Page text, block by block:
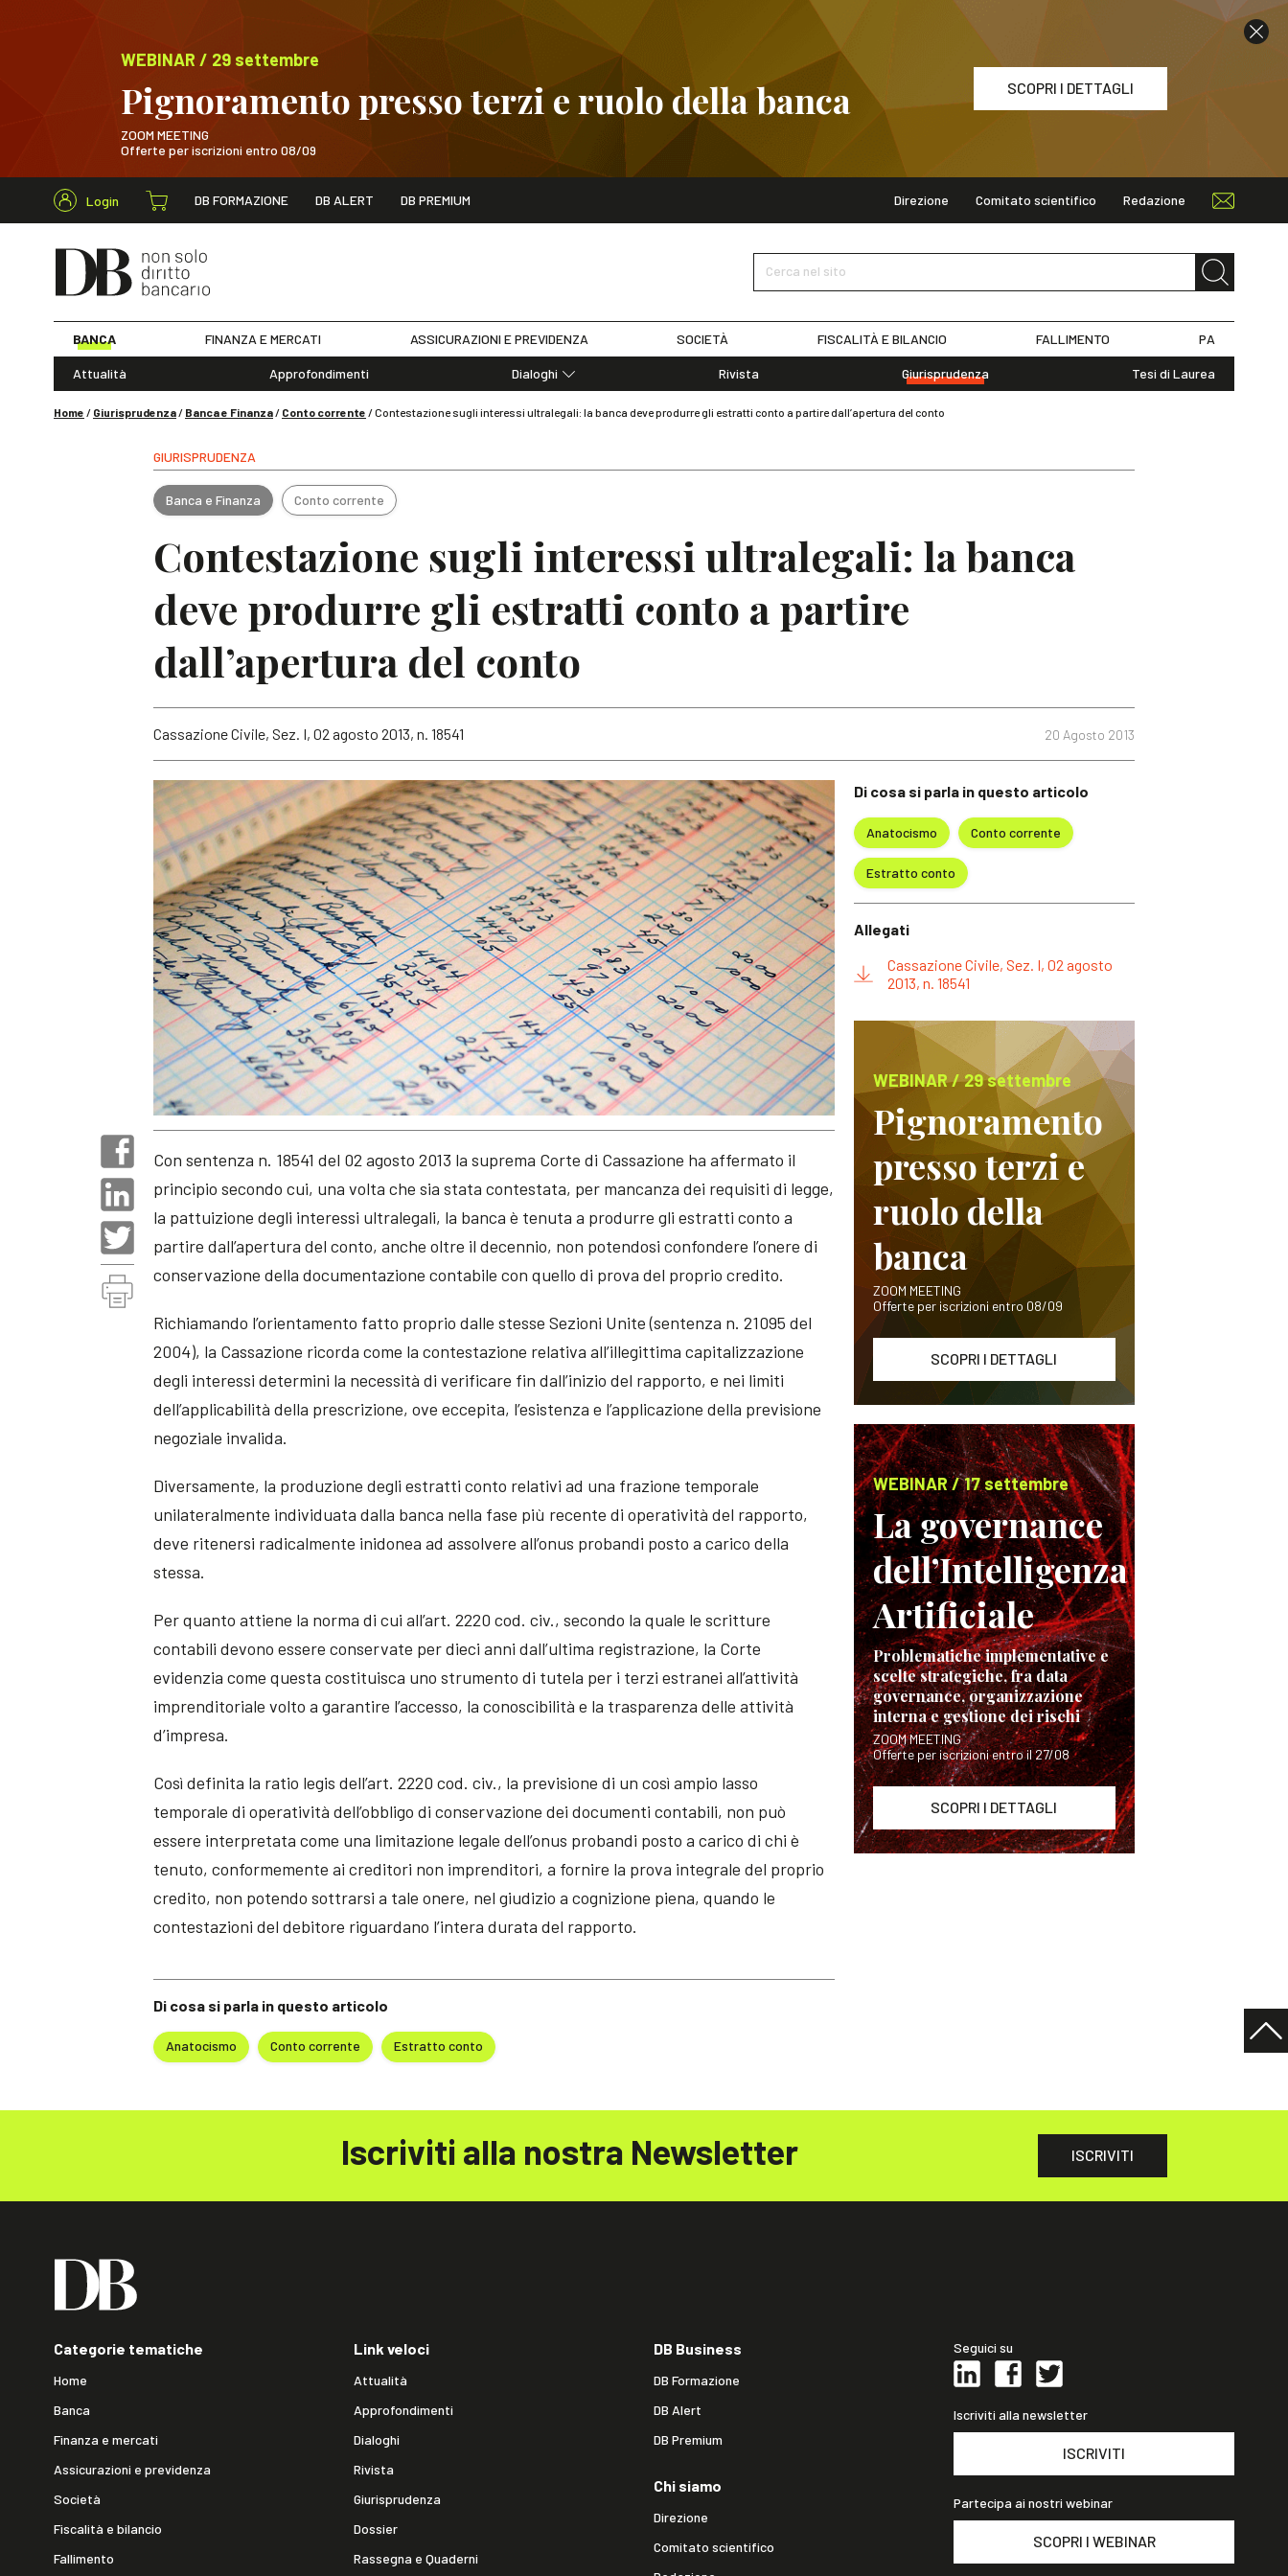
WEBINAR / 29 settembre
Pignoramento presso terzi e ruolo della banca
ZOOM MEETING
Offerte per iscrizioni entro 08/09
SCOPRI I DETTAGLI
WEBINAR / 29 settembre SCOPRI I DETTAGLI
Login DB FORMAZIONE DB ALERT DB PREMIUM Direzione Comitato scientifico Redazione
Cerca nel sito
Cerca nel sito
BANCA FINANZA E MERCATI ASSICURAZIONI E PREVIDENZA SOCIETÀ FISCALITÀ E BILANCIO FALLIMENTO PA
Attualità Approfondimenti
Dialoghi
Rivista Giurisprudenza Tesi di Laurea
Home / Giurisprudenza/ Banca e Finanza/ Conto corrente /Contestazione sugli interessi ultralegali: la banca deve produrre gli estratti conto a partire dall’apertura del conto
GIURISPRUDENZA
Banca e Finanza Conto corrente
Contestazione sugli interessi ultralegali: la banca
deve produrre gli estratti conto a partire
dall’apertura del conto
20 Agosto 2013
Cassazione Civile, Sez. I, 02 agosto 2013, n. 18541
Di cosa si parla in questo articolo
Anatocismo Conto corrente Estratto conto
Con sentenza n. 18541 del 02 agosto 2013 la suprema Corte di Cassazione ha affermato il
principio secondo cui, una volta che sia stata contestata, per mancanza dei requisiti di legge,
la pattuizione degli interessi ultralegali, la banca è tenuta a produrre gli estratti conto a
partire dall’apertura del conto, anche oltre il decennio, non potendosi confondere l’onere di
conservazione della documentazione contabile con quello di prova del proprio credito.
Richiamando l’orientamento fatto proprio dalle stesse Sezioni Unite (sentenza n. 21095 del
2004), la Cassazione ricorda come la contestazione relativa all’illegittima capitalizzazione
degli interessi determini la necessità di verificare fin dall’inizio del rapporto, e nei limiti
dell’applicabilità della prescrizione, ove eccepita, l’esistenza e l’applicazione della previsione
negoziale invalida.
Diversamente, la produzione degli estratti conto relativi ad una frazione temporale
unilateralmente individuata dalla banca nella fase più recente di operatività del rapporto,
deve ritenersi radicalmente inidonea ad assolvere all’onus probandi posto a carico della
stessa.
Per quanto attiene la norma di cui all’art. 2220 cod. civ., secondo la quale le scritture
contabili devono essere conservate per dieci anni dall’ultima registrazione, la Corte
evidenzia come questa costituisca uno strumento di tutela per i terzi estranei all’attività
imprenditoriale volto a garantire l’accesso, la conoscibilità e la trasparenza delle attività
d’impresa.
Così definita la ratio legis dell’art. 2220 cod. civ., la previsione di un così ampio lasso
temporale di operatività dell’obbligo di conservazione dei documenti contabili, non può
essere interpretata come una limitazione legale dell’onus probandi posto a carico di chi è
tenuto, conformemente ai creditori non imprenditori, a fornire la prova integrale del proprio
credito, non potendo sottrarsi a tale onere, nel giudizio a cognizione piena, quando le
contestazioni del debitore riguardano l’intera durata del rapporto.
Di cosa si parla in questo articolo
Anatocismo Conto corrente
Estratto conto
Allegati
Cassazione Civile, Sez. I, 02 agosto
2013, n. 18541
WEBINAR / 29 settembre
Pignoramento
presso terzi e
ruolo della
banca
ZOOM MEETING
Offerte per iscrizioni entro 08/09
SCOPRI I DETTAGLI
WEBINAR / 17 settembre
La governance
dell’Intelligenza
Artificiale
Problematiche implementative e
scelte strategiche, fra data
governance, organizzazione
interna e gestione dei rischi
ZOOM MEETING
Offerte per iscrizioni entro il 27/08
SCOPRI I DETTAGLI
Iscriviti alla nostra Newsletter ISCRIVITI
Categorie tematiche
Home
Banca
Finanza e mercati
Assicurazioni e previdenza
Società
Fiscalità e bilancio
Fallimento
Link veloci
Attualità
Approfondimenti
Dialoghi
Rivista
Giurisprudenza
Dossier
Rassegna e Quaderni
DB Business
DB Formazione
DB Alert
DB Premium
Chi siamo
Direzione
Comitato scientifico
Seguici su
Iscriviti alla newsletter
ISCRIVITI
Partecipa ai nostri webinar
SCOPRI I WEBINAR